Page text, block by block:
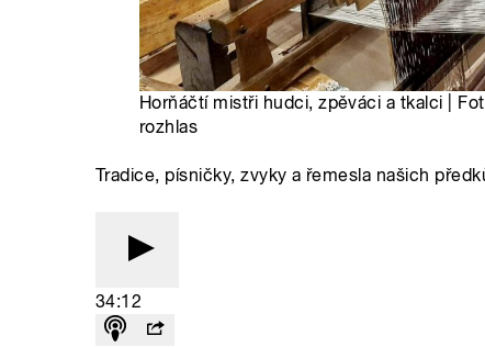
Horňáčtí mistři hudci, zpěváci a tkalci |
rozhlas
Tradice, písničky, zvyky a řemesla našich
34:12